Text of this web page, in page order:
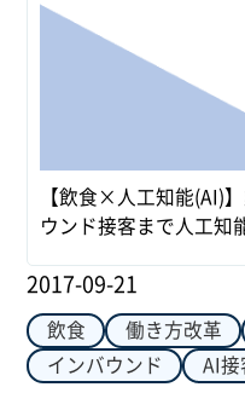
【飲食×人工知能(AI)
ウンド接客まで人工知
2017-09-21
飲食 働き方改革
インバウンド
AI接